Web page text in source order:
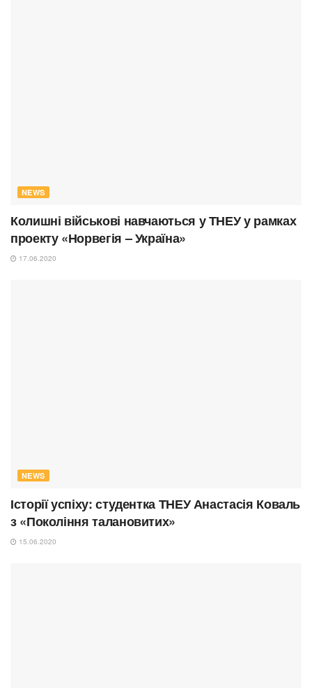
NEWS
Колишні військові навчаються у ТНЕУ у рамках
проекту «Норвегія – Україна»
17.06.2020
NEWS
Історії успіху: студентка ТНЕУ Анастасія Коваль
з «Покоління талановитих»
15.06.2020